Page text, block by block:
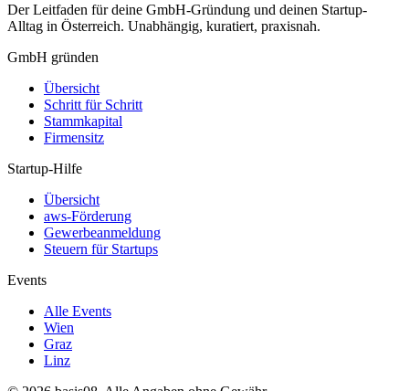
Der Leitfaden für deine GmbH-Gründung und deinen Startup-
Alltag in Österreich. Unabhängig, kuratiert, praxisnah.
GmbH gründen
Übersicht
Schritt für Schritt
Stammkapital
Firmensitz
Startup-Hilfe
Übersicht
aws-Förderung
Gewerbeanmeldung
Steuern für Startups
Events
Alle Events
Wien
Graz
Linz